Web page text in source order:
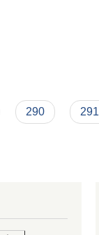
290 291